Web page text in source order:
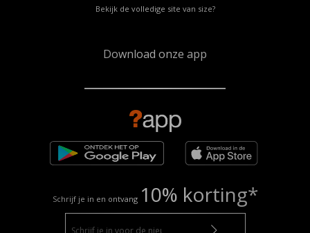
Bekijk de volledige site van size?
Download onze app
Schrijf je in en ontvang 10% korting*